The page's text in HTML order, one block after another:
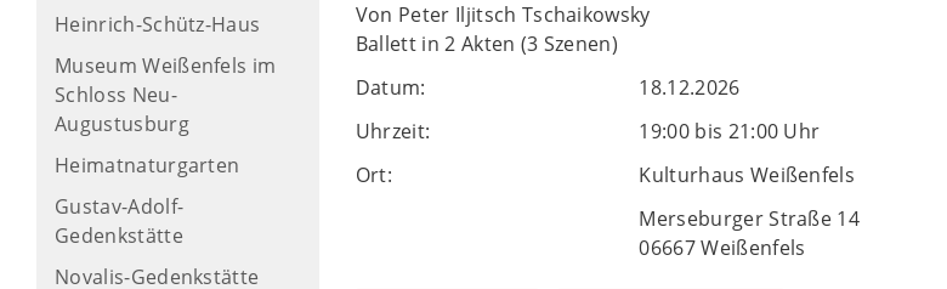
Heinrich-Schütz-Haus
Museum Weißenfels im
Schloss Neu-
Augustusburg
Heimatnaturgarten
Gustav-Adolf-
Gedenkstätte
Novalis-Gedenkstätte
Von Peter Iljitsch Tschaikowsky
Ballett in 2 Akten (3 Szenen)
Datum:
18.12.2026
Uhrzeit:
19:00 bis 21:00 Uhr
Ort:
Kulturhaus Weißenfels
Merseburger Straße 14
06667 Weißenfels